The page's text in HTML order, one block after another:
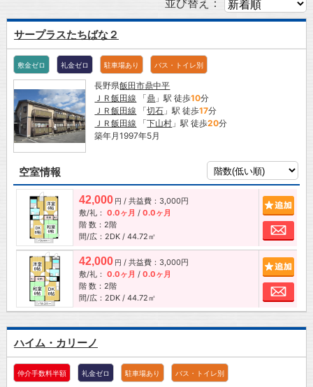
サープラスたちばな２
敷金ゼロ 礼金ゼロ 駐車場あり バス・トイレ別
長野県飯田市鼎中平
ＪＲ飯田線 「鼎 」駅 徒歩10分
ＪＲ飯田線 「切石 」駅 徒歩17分
ＪＲ飯田線 「下山村 」駅 徒歩20分
築年月1997年5月
空室情報
42,000 円 / 共益費：3,000円
敷/礼： 0.0ヶ月 / 0.0ヶ月
階 数：2階
間/広：2DK / 44.72㎡
お
42,000 円 / 共益費：3,000円
敷/礼： 0.0ヶ月 / 0.0ヶ月
階 数：2階
間/広：2DK / 44.72㎡
お
ハイム・カリーノ
仲介手数料半額 礼金ゼロ 駐車場あり バス・トイレ別